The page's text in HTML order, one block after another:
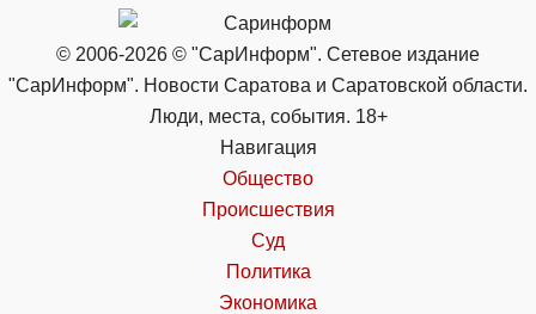
© 2006-2026 © "СарИнформ". Сетевое издание
"СарИнформ". Новости Саратова и Саратовской области.
Люди, места, события. 18+
Навигация
Общество
Происшествия
Суд
Политика
Экономика